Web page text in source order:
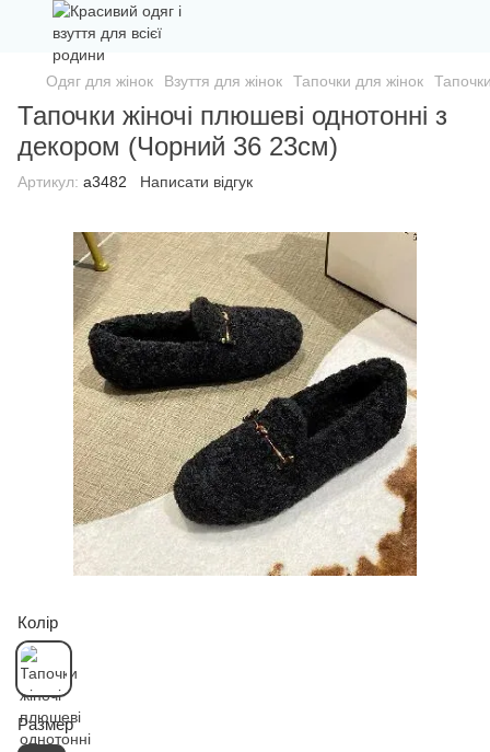
Одяг для жінок Взуття для жінок Тапочки для жінок
Тапочки жіночі плюшеві однотонні з
декором (Чорний 36 23см)
Артикул: а3482 Написати відгук
Колір
Размер